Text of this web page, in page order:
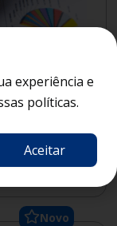
Novo
experiência e
políticas.
Aceitar